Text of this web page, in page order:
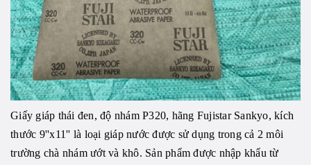
Giấy giáp thái đen, độ nhám P320, hãng Fujistar Sankyo, kích
thước 9''x11'' là loại giáp nước được sử dụng trong cả 2 môi
trường chà nhám ướt và khô. Sản phẩm được nhập khẩu từ